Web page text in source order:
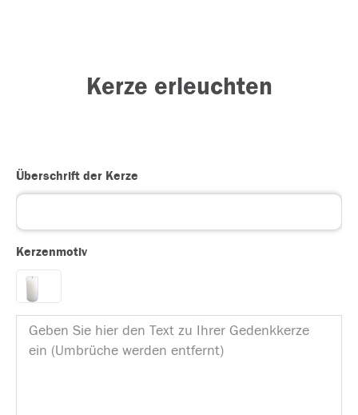
Kerze erleuchten
Überschrift der Kerze
Kerzenmotiv